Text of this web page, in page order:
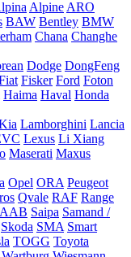
Alpine ARO
BAW Bentley BMW
Chana Changhe
Dodge DongFeng
Fisker Ford Foton
Haima Haval Honda
Lamborghini Lancia
Lexus Li Xiang
Maserati Maxus
Opel ORA Peugeot
Qvale RAF Range
Saipa Samand /
Skoda SMA Smart
TOGG Toyota